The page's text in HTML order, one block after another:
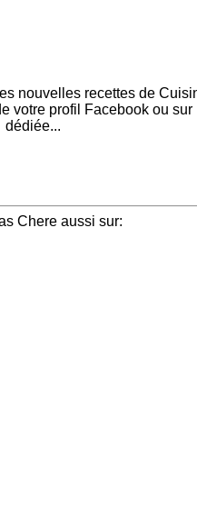
nouvelles recettes de
votre profil Facebook ou sur
dédiée...
Chere aussi sur: